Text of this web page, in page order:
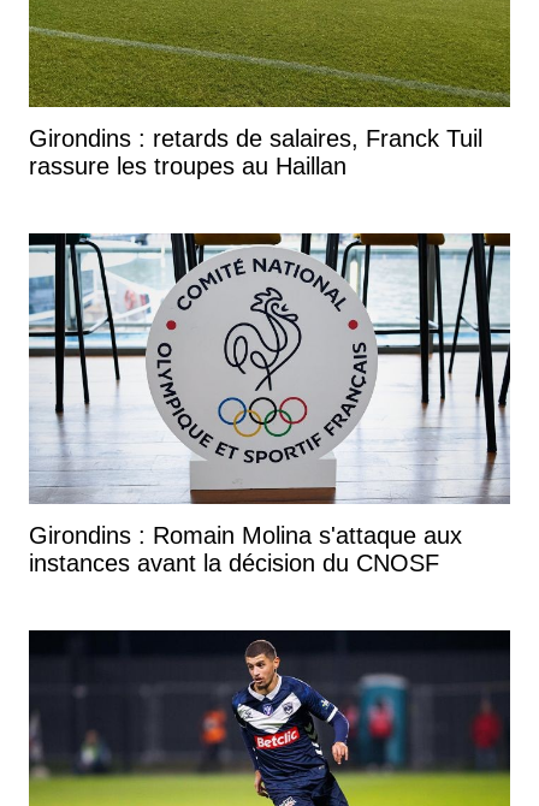
Girondins : retards de salaires, Franck Tuil
rassure les troupes au Haillan
Girondins : Romain Molina s'attaque aux
instances avant la décision du CNOSF